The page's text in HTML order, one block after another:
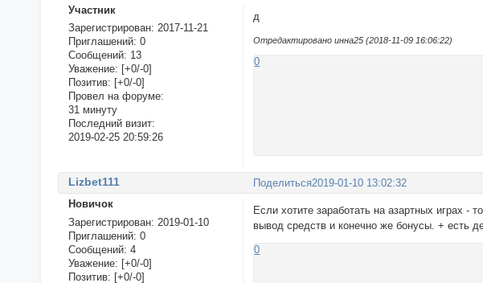
Участник
Зарегистрирован: 2017-11-21
Приглашений: 0
Сообщений: 13
Уважение: [+0/-0]
Позитив: [+0/-0]
Провел на форуме:
31 минуту
Последний визит:
2019-02-25 20:59:26
д
Отредактировано инна25 (2018-11-09 16:06:22)
0
Поделиться2019-01-10 13:02:32
Lizbet111
Новичок
Зарегистрирован: 2019-01-10
Приглашений: 0
Сообщений: 4
Уважение: [+0/-0]
Позитив: [+0/-0]
Если хотите заработать на азартных играх -
вывод средств и конечно же бонусы. + есть
0